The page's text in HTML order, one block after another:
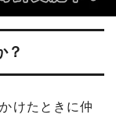
？
けたときに仲